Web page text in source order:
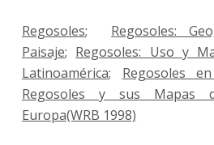
Regosoles; Regosoles:
Paisaje; Regosoles: Uso y
Latinoamérica; Regosoles
Regosoles y sus Mapas
Europa(WRB 1998)